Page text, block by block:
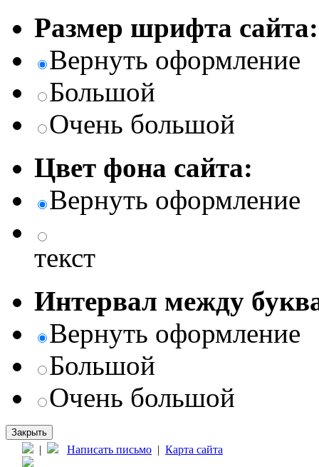
Размер шрифта сайта:
Вернуть оформление
Большой
Очень большой
Цвет фона сайта:
Вернуть оформление
текст
Интервал между
Вернуть оформление
Большой
Очень большой
Закрыть
| Написать письмо | Карта сайта